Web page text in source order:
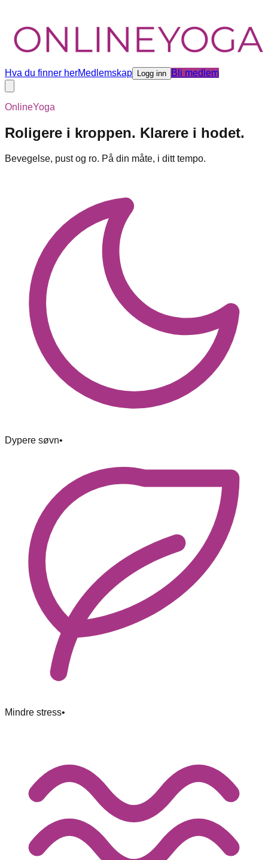
Hva du finner herMedlemskap Logg inn Bli medlem
OnlineYoga
Roligere i kroppen. Klarere i hodet.
Bevegelse, pust og ro. På din måte, i ditt tempo.
Dypere søvn•
Mindre stress•